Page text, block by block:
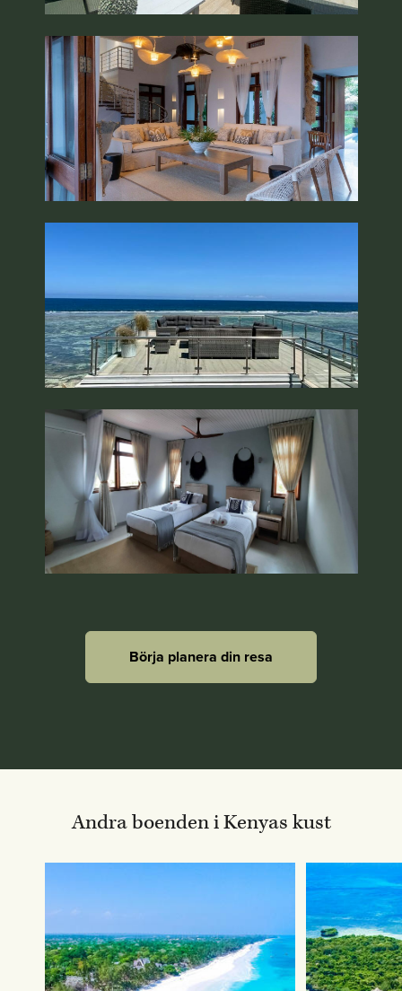
Börja planera din resa
Andra boenden i Kenyas kust